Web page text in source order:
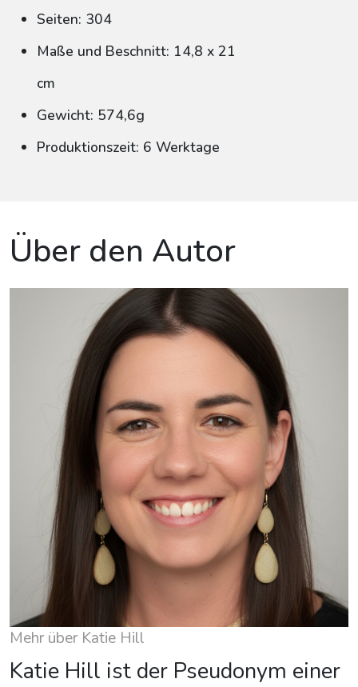
Seiten: 304
Maße und Beschnitt: 14,8 x 21
cm
Gewicht: 574,6g
Produktionszeit: 6 Werktage
Über den Autor
Mehr über Katie Hill
Katie Hill ist der Pseudonym einer